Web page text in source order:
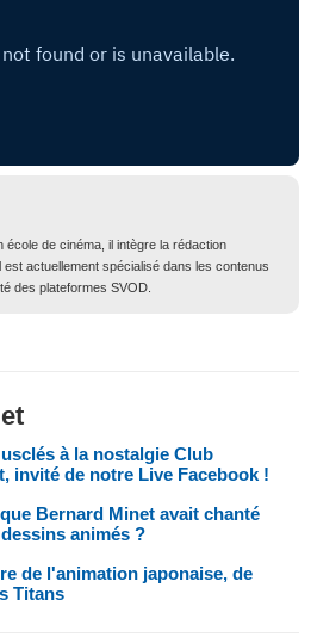
école de cinéma, il intègre la rédaction
est actuellement spécialisé dans les contenus
des plateformes SVOD.
à la nostalgie Club
invité de notre Live Facebook !
Bernard Minet avait chanté
animés ?
de l'animation japonaise, de
Titans